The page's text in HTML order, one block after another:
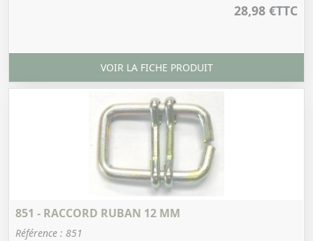
28,98 €TTC
VOIR LA FICHE PRODUIT
851 - RACCORD RUBAN 12 MM
Référence : 851